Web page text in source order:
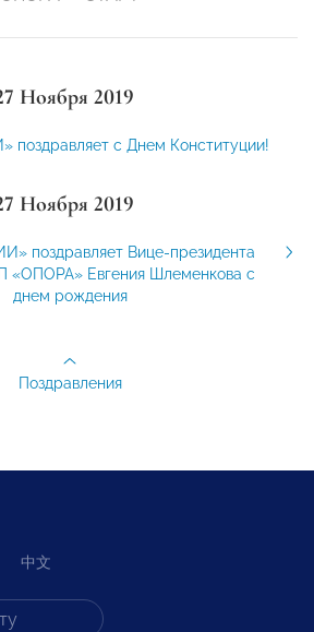
Ноября 2019
с Днем Конституции!
Ноября 2019
поздравляет Вице-президента
«ОПОРА» Евгения Шлеменкова с
днем рождения
Поздравления
中文